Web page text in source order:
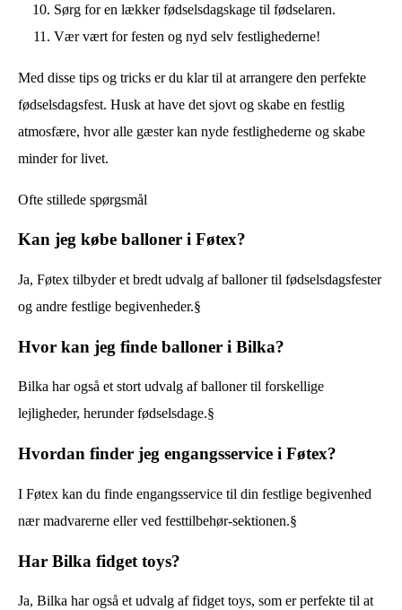
Sørg for en lækker fødselsdagskage til fødselaren.
Vær vært for festen og nyd selv festlighederne!
Med disse tips og tricks er du klar til at arrangere den perfekte
fødselsdagsfest. Husk at have det sjovt og skabe en festlig
atmosfære, hvor alle gæster kan nyde festlighederne og skabe
minder for livet.
Ofte stillede spørgsmål
Kan jeg købe balloner i Føtex?
Ja, Føtex tilbyder et bredt udvalg af balloner til fødselsdagsfester
og andre festlige begivenheder.§
Hvor kan jeg finde balloner i Bilka?
Bilka har også et stort udvalg af balloner til forskellige
lejligheder, herunder fødselsdage.§
Hvordan finder jeg engangsservice i Føtex?
I Føtex kan du finde engangsservice til din festlige begivenhed
nær madvarerne eller ved festtilbehør-sektionen.§
Har Bilka fidget toys?
Ja, Bilka har også et udvalg af fidget toys, som er perfekte til at